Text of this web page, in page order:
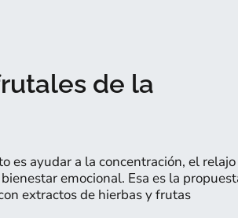
de la
es ayudar a la concentración, el
emocional. Esa es la
extractos de hierbas y frutas